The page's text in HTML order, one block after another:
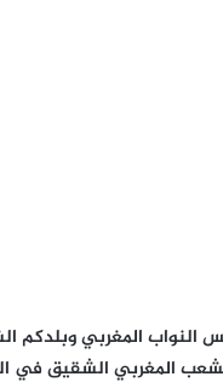
المغربي وبلدكم
المغربي الشقيق في